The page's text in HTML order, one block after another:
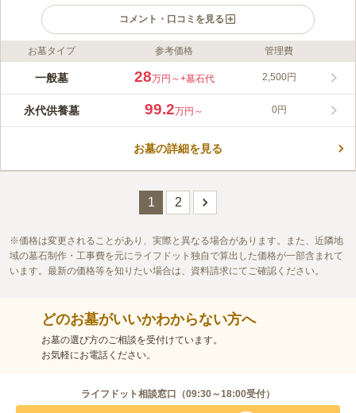
コメント・口コミを見る
ライフドット編集部のコメント
眺めの良い高台にある公園墓地『サイレントパーク 神々廻霊
り、品のある墓地になっています。 長い歴史と自然に囲まれた
霊園で、豊かで美しい景色が魅力です。園内からは、縄文時代の
ロマンを感じます。文化財展示コーナーには発掘された出土品も
みんなの評価
3.5 口コミ3件
当てのちょっとした店がでるが、普段は店はない。運動公園の中にも周辺
にも食事できる場所やコンビニは全くない。場所には時期には花や線香も
しいのでお供え物や花・線香を持参の車で来る人がほとんどである。
口コミの続きを読む
お墓タイプ 参考価格 管理費
一般墓 28万円～+墓石代 2,500円
永代供養墓 99.2万円～ 0円
お墓の詳細を見る
1 2
価格は変更されることがあり、実際と異なる場合があります。また、近隣地
域の墓石制作・工事費を元にライフドット独自で算出した価格が一部含まれて
います。最新の価格等を知りたい場合は、資料請求にてご確認ください。
どのお墓がいいかわからない方へ
お墓の選び方のご相談を受付けています。
お気軽にお電話ください。
ライフドット相談窓口（09:30～18:00受付）